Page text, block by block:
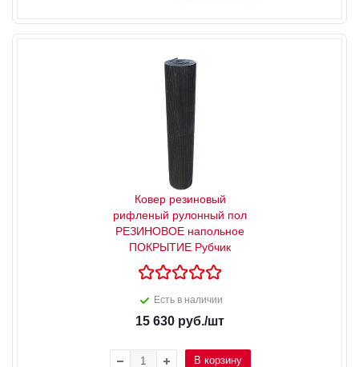
Ковер резиновый
рифленый рулонный пол
РЕЗИНОВОЕ напольное
ПОКРЫТИЕ Рубчик
Есть в наличии
15 630 руб./шт
В корзину